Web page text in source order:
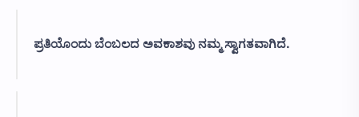
ಪ್ರತಿಯೊಂದು ಬೆಂಬಲದ ಅವಕಾಶವು ನಮ್ಮ ಸ್ವಾಗತವಾಗಿದೆ.